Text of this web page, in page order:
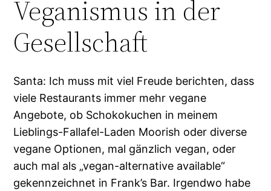
Veganismus in der
Gesellschaft
Santa: Ich muss mit viel Freude berichten, dass
viele Restaurants immer mehr vegane
Angebote, ob Schokokuchen in meinem
Lieblings-Fallafel-Laden Moorish oder diverse
vegane Optionen, mal gänzlich vegan, oder
auch mal als „vegan-alternative available“
gekennzeichnet in Frank’s Bar. Irgendwo habe